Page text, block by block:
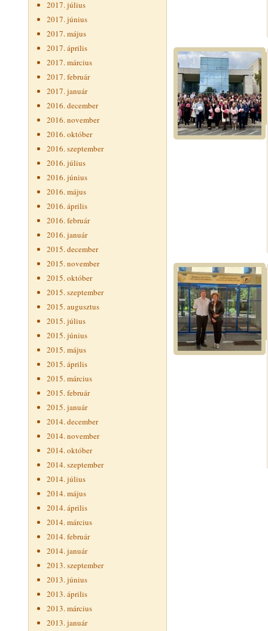
2017. július
2017. június
2017. május
2017. április
2017. március
2017. február
2017. január
2016. december
2016. november
2016. október
2016. szeptember
2016. július
2016. június
2016. május
2016. április
2016. február
2016. január
2015. december
2015. november
2015. október
2015. szeptember
2015. augusztus
2015. július
2015. június
2015. május
2015. április
2015. március
2015. február
2015. január
2014. december
2014. november
2014. október
2014. szeptember
2014. július
2014. május
2014. április
2014. március
2014. február
2014. január
2013. szeptember
2013. június
2013. április
2013. március
2013. január